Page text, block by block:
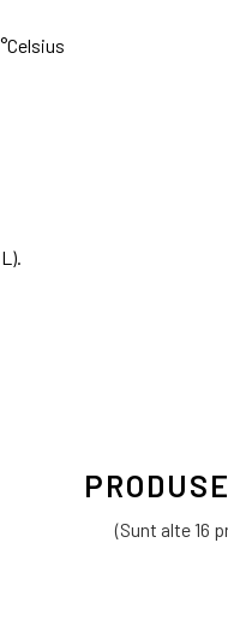
(Sunt alte 16